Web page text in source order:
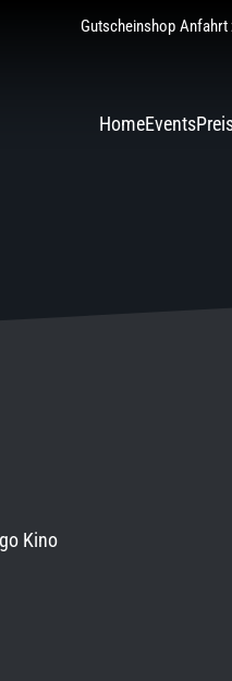
Gutscheinshop Anfahrt
HomeEvents